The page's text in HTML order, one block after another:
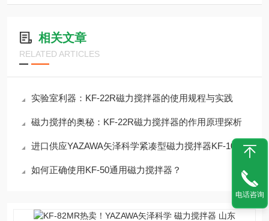
相关文章
RELATED ARTICLES
实验室利器：KF-22R磁力搅拌器的使用规程与实践
磁力搅拌的奥秘：KF-22R磁力搅拌器的作用原理探析
进口供应YAZAWA矢泽科学紧凑型磁力搅拌器KF-10
如何正确使用KF-50通用磁力搅拌器？
电话咨询